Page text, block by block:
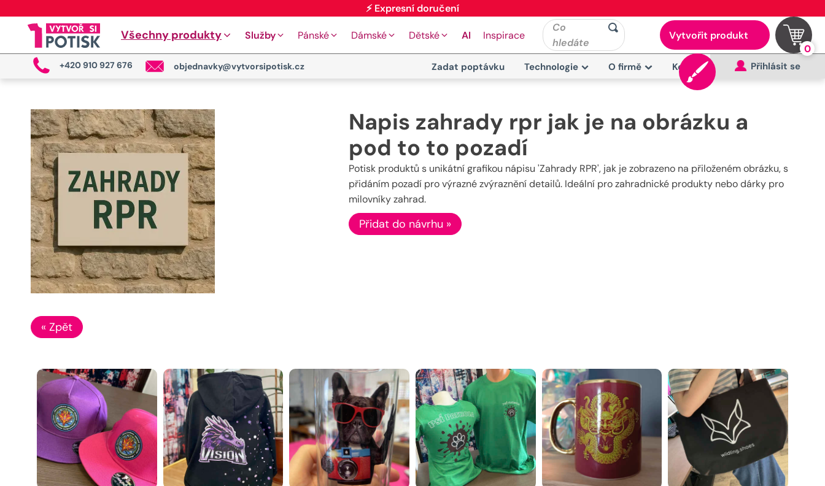
Všechny produkty Služby Pánské Dámské Dětské AI Inspirace
Co
hledáte
Vytvořit produkt
0
+420 910 927 676 objednavky@vytvorsipotisk.cz Zadat poptávku Technologie O firmě Kontakt Přihlásit se
Napis zahrady rpr jak je na obrázku a
pod to to pozadí
Potisk produktů s unikátní grafikou nápisu 'Zahrady RPR', jak je zobrazeno na přiloženém obrázku, s
přidáním pozadí pro výrazné zvýraznění detailů. Ideální pro zahradnické produkty nebo dárky pro
milovníky zahrad.
Přidat do návrhu »
« Zpět